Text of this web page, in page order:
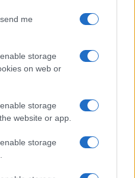
me
storage
on web or
storage
website or app.
storage